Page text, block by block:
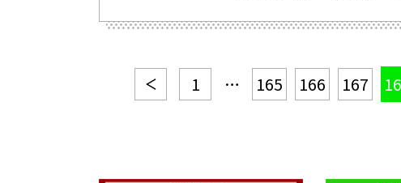
1 … 165 166 167